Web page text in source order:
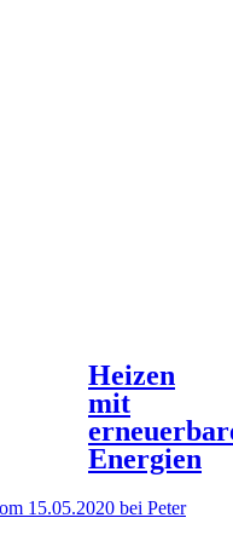
Heizen
mit
Energien
15.05.2020 bei Peter